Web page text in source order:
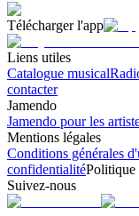
Télécharger l'app
Liens utiles
Catalogue musical
contacter
Jamendo
Jamendo pour les
Mentions légales
Conditions générales
confidentialitéPolitique
Suivez-nous